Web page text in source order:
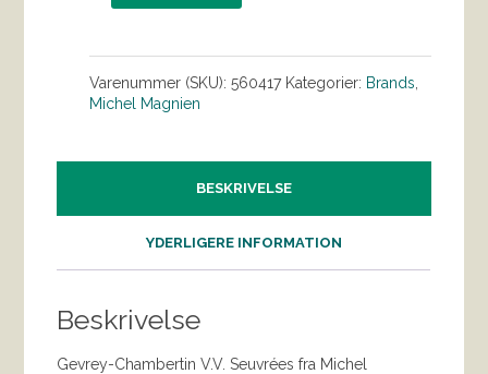
Varenummer (SKU):560417 Kategorier: Brands
Michel Magnien
BESKRIVELSE
YDERLIGERE INFORMATION
Beskrivelse
Gevrey-Chambertin V.V. Seuvrées fra Michel